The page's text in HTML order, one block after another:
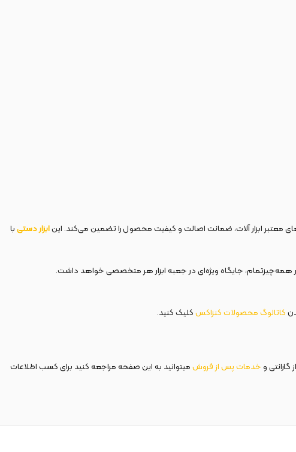
معتبر ابزار آلات، ضمانت اصالت و کیفیت محصول را تضمین می‌کند. اینابزار دستیبا
همه‌چیزتمام، جایگاه ویژه‌ای در جعبه ابزار هر متخصصی خواهد داشت.
کاتالوگ محصولات کنزاکسکلیک کنید.
وخدمات پس از فروشمیتوانید به این صفحه مراجعه کنید برای کسب اطلاعات